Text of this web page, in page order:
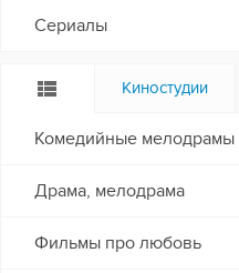
Сериалы
Киностудии
Комедийные мелодрамы
Драма, мелодрама
Фильмы про любовь